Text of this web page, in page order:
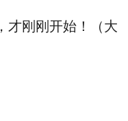
刚刚开始！（大